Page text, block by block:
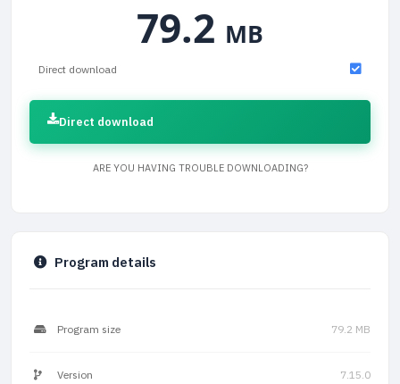
79.2 MB
Direct download
Direct download
ARE YOU HAVING TROUBLE DOWNLOADING?
Program details
Program size 79.2 MB
Version 7.15.0